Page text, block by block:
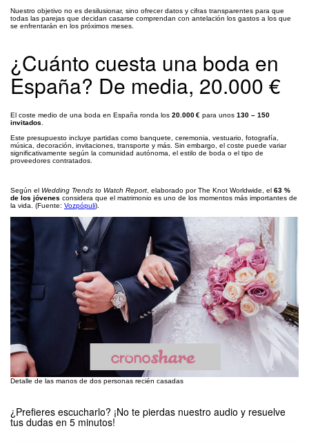
Nuestro objetivo no es desilusionar, sino ofrecer datos y cifras transparentes para que
todas las parejas que decidan casarse comprendan con antelación los gastos a los que
se enfrentarán en los próximos meses.
¿Cuánto cuesta una boda en
España? De media, 20.000 €
El coste medio de una boda en España ronda los 20.000 € para unos 130 – 150
invitados
Este presupuesto incluye partidas como banquete, ceremonia, vestuario, fotografía,
música, decoración, invitaciones, transporte y más. Sin embargo, el coste puede variar
significativamente según la comunidad autónoma, el estilo de boda o el tipo de
proveedores contratados.
Según el Wedding Trends to Watch Report , elaborado por The Knot Worldwide, el 63 %
de los jóvenes considera que el matrimonio es uno de los momentos más importantes de
la vida. (Fuente: Vozpópuli).
Detalle de las manos de dos personas recién casadas
¿Prefieres escucharlo? ¡No te pierdas nuestro audio y resuelve
tus dudas en 5 minutos!